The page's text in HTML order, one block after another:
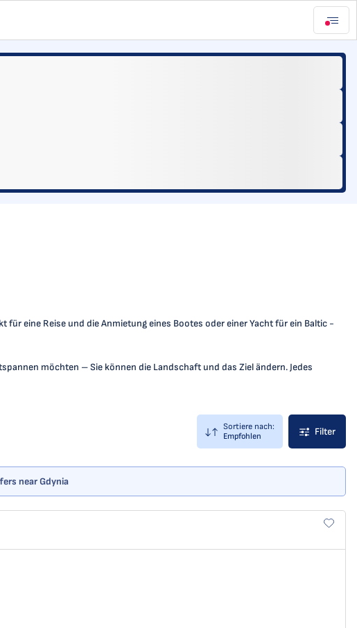
eine Reise und die Anmietung eines Bootes oder einer Yacht für ein Baltic -
möchten – Sie können die Landschaft und das Ziel ändern. Jedes
Sortiere nach:
Empfohlen
Filter
near Gdynia